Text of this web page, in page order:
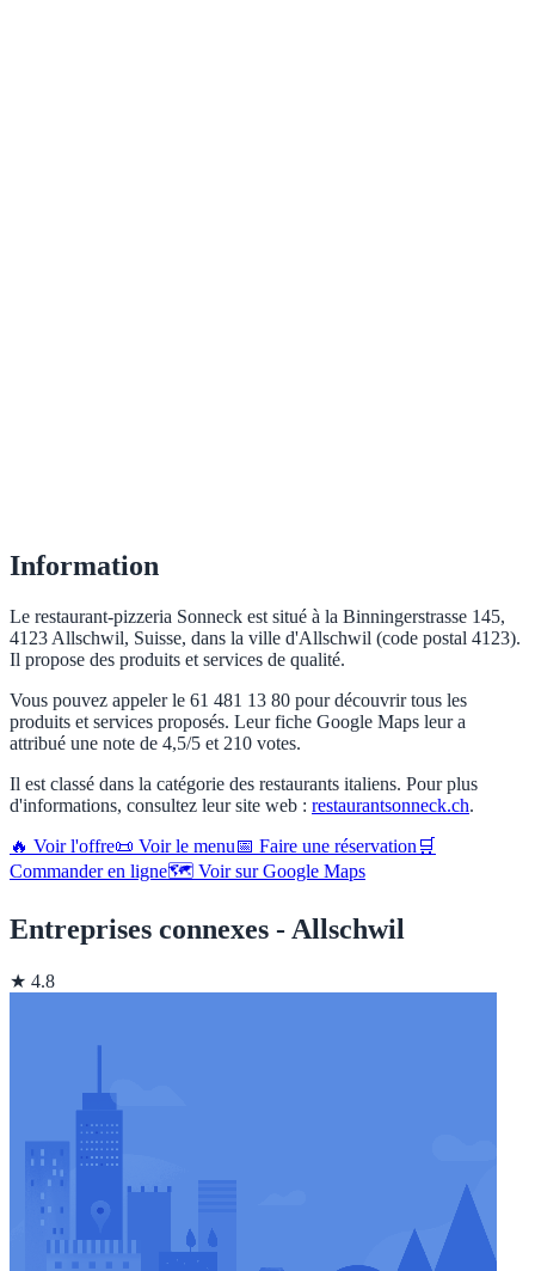
Information
Le restaurant-pizzeria Sonneck est situé à la Binningerstrasse 145,
4123 Allschwil, Suisse, dans la ville d'Allschwil (code postal 4123).
Il propose des produits et services de qualité.
Vous pouvez appeler le 61 481 13 80 pour découvrir tous les
produits et services proposés. Leur fiche Google Maps leur a
attribué une note de 4,5/5 et 210 votes.
Il est classé dans la catégorie des restaurants italiens. Pour plus
d'informations, consultez leur site web : restaurantsonneck.ch.
🔥 Voir l'offre📜 Voir le menu📅 Faire une réservation 🛒
Commander en ligne🗺️ Voir sur Google Maps
Entreprises connexes - Allschwil
★ 4.8